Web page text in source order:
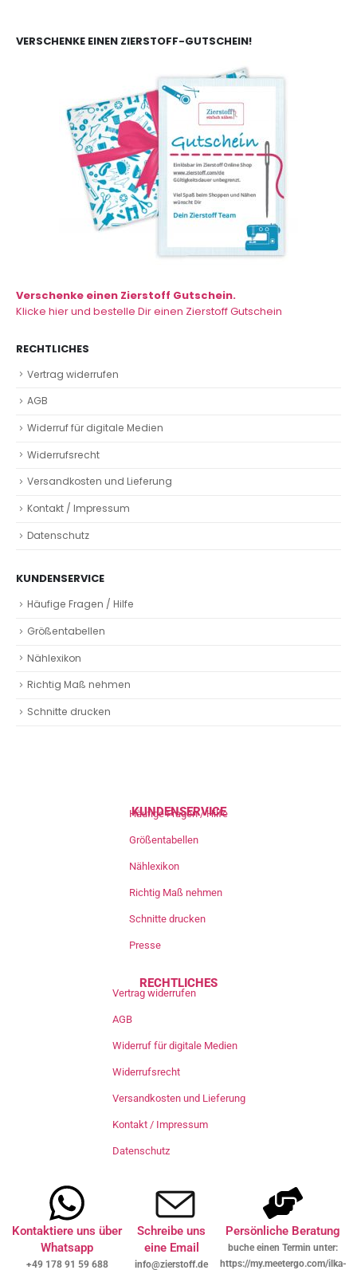
VERSCHENKE EINEN ZIERSTOFF-GUTSCHEIN!
Verschenke einen Zierstoff Gutschein.
Klicke hier und bestelle Dir einen Zierstoff Gutschein
RECHTLICHES
Vertrag widerrufen
AGB
Widerruf für digitale Medien
Widerrufsrecht
Versandkosten und Lieferung
Kontakt / Impressum
Datenschutz
KUNDENSERVICE
Häufige Fragen / Hilfe
Größentabellen
Nählexikon
Richtig Maß nehmen
Schnitte drucken
KUNDENSERVICE
Häufige Fragen / Hilfe
Größentabellen
Nählexikon
Richtig Maß nehmen
Schnitte drucken
Presse
RECHTLICHES
Vertrag widerrufen
AGB
Widerruf für digitale Medien
Widerrufsrecht
Versandkosten und Lieferung
Kontakt / Impressum
Datenschutz
Kontaktiere uns über
Whatsapp
+49 178 91 59 688
Schreibe uns
eine Email
info@zierstoff.de
Persönliche Beratung
buche einen Termin unter:
https://my.meetergo.com/ilka-